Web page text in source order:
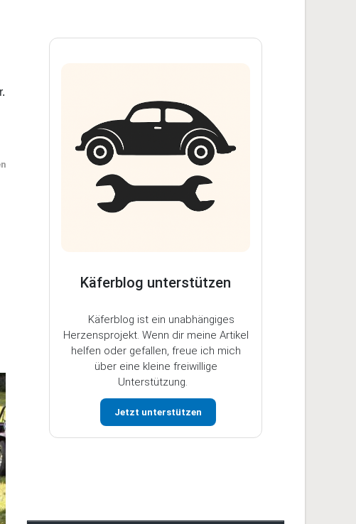
Käferblog unterstützen
Käferblog ist ein unabhängiges
Herzensprojekt. Wenn dir meine Artikel
helfen oder gefallen, freue ich mich